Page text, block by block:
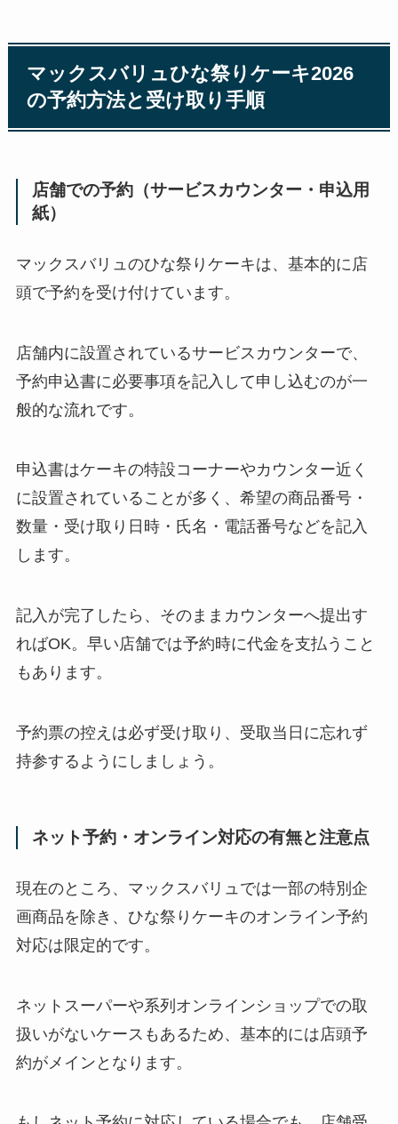
マックスバリュひな祭りケーキ2026
の予約方法と受け取り手順
店舗での予約（サービスカウンター・申込用
紙）
マックスバリュのひな祭りケーキは、基本的に店
頭で予約を受け付けています。
店舗内に設置されているサービスカウンターで、
予約申込書に必要事項を記入して申し込むのが一
般的な流れです。
申込書はケーキの特設コーナーやカウンター近く
に設置されていることが多く、希望の商品番号・
数量・受け取り日時・氏名・電話番号などを記入
します。
記入が完了したら、そのままカウンターへ提出す
ればOK。早い店舗では予約時に代金を支払うこと
もあります。
予約票の控えは必ず受け取り、受取当日に忘れず
持参するようにしましょう。
ネット予約・オンライン対応の有無と注意点
現在のところ、マックスバリュでは一部の特別企
画商品を除き、ひな祭りケーキのオンライン予約
対応は限定的です。
ネットスーパーや系列オンラインショップでの取
扱いがないケースもあるため、基本的には店頭予
約がメインとなります。